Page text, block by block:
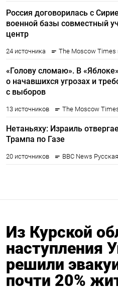
Из Курской
наступления
решили
почти 20%